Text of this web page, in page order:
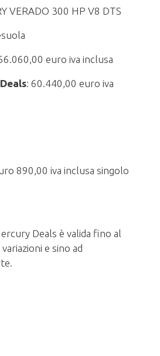
VERADO 300 HP V8 DTS
euro iva inclusa
: 60.440,00 euro iva
890,00 iva inclusa singolo
Deals è valida fino al
e sino ad